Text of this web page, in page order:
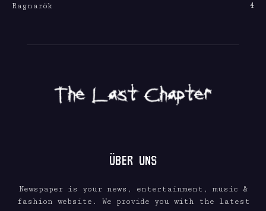
Ragnarök
4
ÜBER UNS
Newspaper is your news, entertainment, music &
fashion website. We provide you with the latest